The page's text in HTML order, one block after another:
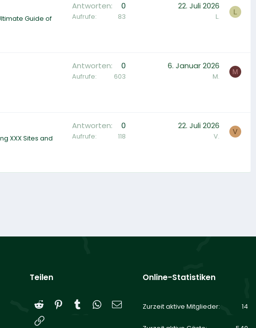
Guide of
Antworten 0
Aufrufe 83
22. Juli 2026
L. L
Antworten 0
Aufrufe 603
6. Januar 2026
M. M
XXX Sites and
Antworten 0
Aufrufe 118
22. Juli 2026
V. V
Teilen
Reddit Pinterest
Tumblr WhatsApp
E-Mail
Online-Statistiken
Zurzeit aktive Mitglieder 14